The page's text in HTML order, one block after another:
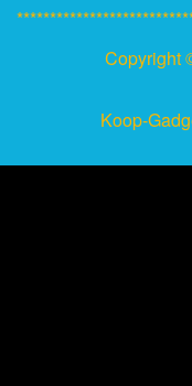
Copyright
Koop-